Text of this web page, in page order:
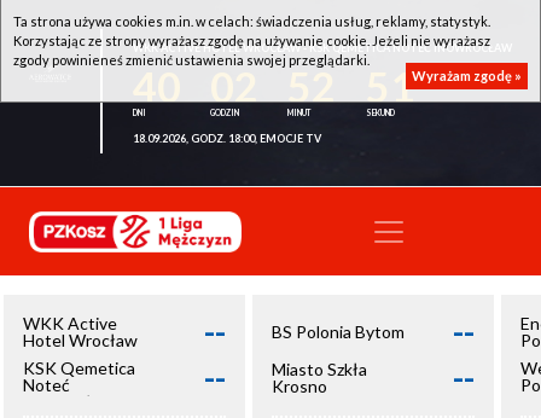
WKK ACTIVE HOTEL WROCŁAW - KSK QEMETICA NOTEĆ INOWROCŁAW
50
18.09.2026, GODZ. 18:00, EMOCJE TV
WKK Active
Hotel Wrocław
--
KSK Qemetica
Noteć
Inowrocław
--
BS Polonia Bytom --
Miasto Szkła
Krosno
--
Ta strona używa cookies m.in. w celach: świadczenia usług, reklamy, statystyk.
Korzystając ze strony wyrażasz zgodę na używanie cookie. Jeżeli nie wyrażasz
zgody powinieneś zmienić ustawienia swojej przeglądarki.
Wyrażam zgodę »